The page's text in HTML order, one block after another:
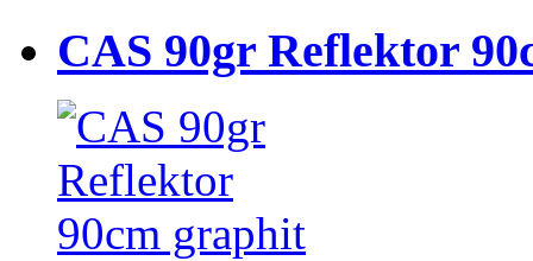
CAS 90gr Reflektor